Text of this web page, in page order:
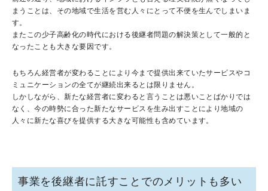
まうことは、その地域で生活を営む人々にとって不便を生んでしまいま
す。
またこの少子高齢化の時代における後継者問題の解決策として一般的と
なったことも大きな要因です。
もちろん経営者が変わることにより今まで提供出来ていたサービスやコ
ミュニケーションの全てが継続出来るとは限りません。
しかしながら、新たな経営者に変わると言うことは悪いことばかりでは
なく、今の時勢に合った新たなサービスを生み出すことにより地域の
人々に新たな喜びを提供する大きな可能性も含めています。
事業を後継者に託すことでのメリットも多い